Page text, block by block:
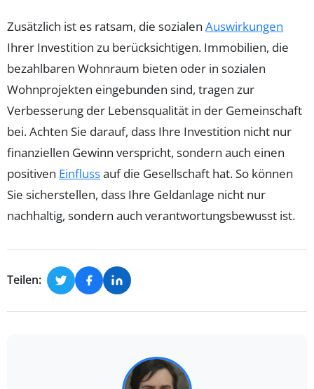
Zusätzlich ist es ratsam, die sozialen Auswirkungen
Ihrer Investition zu berücksichtigen. Immobilien, die
bezahlbaren Wohnraum bieten oder in sozialen
Wohnprojekten eingebunden sind, tragen zur
Verbesserung der Lebensqualität in der Gemeinschaft
bei. Achten Sie darauf, dass Ihre Investition nicht nur
finanziellen Gewinn verspricht, sondern auch einen
positiven Einflussauf die Gesellschaft hat. So können
Sie sicherstellen, dass Ihre Geldanlage nicht nur
nachhaltig, sondern auch verantwortungsbewusst ist.
Teilen: